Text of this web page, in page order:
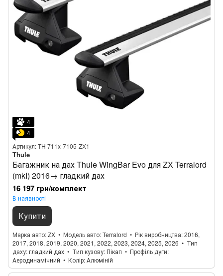
4
4
Артикул: TH 711x-7105-ZX1
Thule
Багажник на дах Thule WingBar Evo для ZX Terralord
(mkI) 2016→ гладкий дах
16 197 грн/комплект
В наявності
Купити
Марка авто ZX Модель авто Terralord Рік виробництва 2016,
2017, 2018, 2019, 2020, 2021, 2022, 2023, 2024, 2025, 2026
Тип
даху гладкий дах Тип кузову Пікап
Профіль дуги
Аеродинамічний
Колір Алюміній